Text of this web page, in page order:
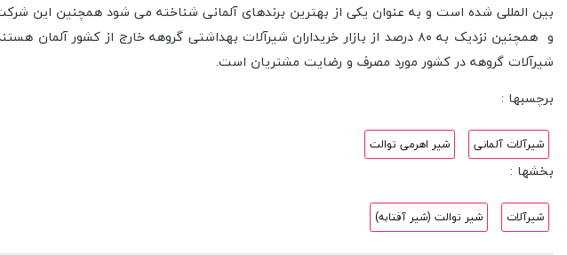
و همچنین نزدیک به ۸۰ درصد از بازار خریداران شیرآلات بهداشتی گروهه خارج از
شیرآلات گروهه در کشور مورد مصرف و رضایت مشتریان است.
برچسبها :
شیرآلات آلمانی شیر اهرمی توالت
بخشها :
شیرآلات شیر توالت (شیر آفتابه)